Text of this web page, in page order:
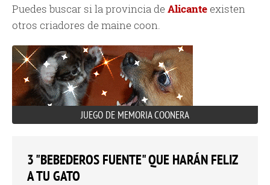
Puedes buscar si la provincia deAlicanteexisten
otros criadores de maine coon.
JUEGO DE MEMORIA COONERA
3 "BEBEDEROS FUENTE" QUE HARÁN FELIZ
A TU GATO